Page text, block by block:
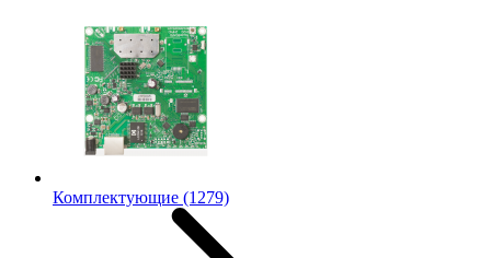
Комплектующие (1279)